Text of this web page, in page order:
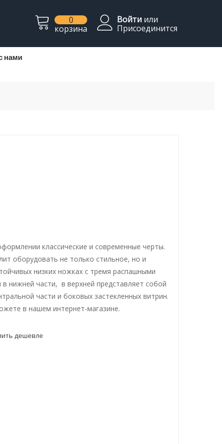
0
корзина
Войти или
Присоединится
нами
классические и современные черты.
оборудовать не только стильное, но и
низких ножках с тремя распашными
части, в верхней представляет собой
части и боковых застекленных витрин.
в нашем интернет-магазине.
дешевле